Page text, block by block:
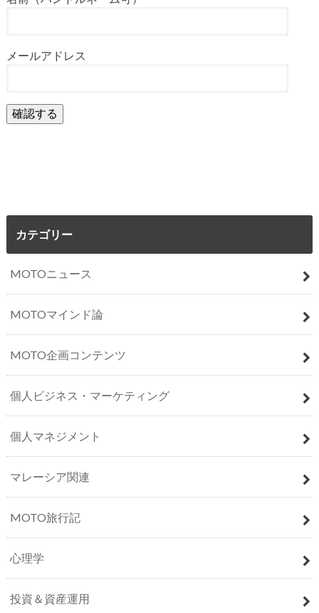
メールアドレス
カテゴリー
MOTOニュース
MOTOマインド論
MOTO企画コンテンツ
個人ビジネス・マーケティング
個人マネジメント
マレーシア関連
MOTO旅行記
心理学
投資＆資産運用